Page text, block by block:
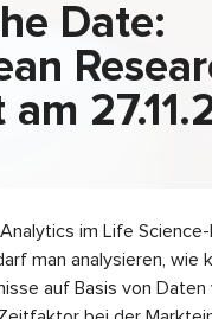
Date:
am
im Life Science-
man analysieren, wie
auf Basis von Daten